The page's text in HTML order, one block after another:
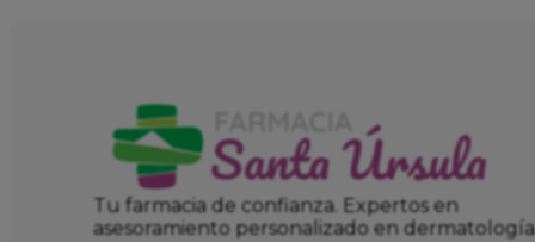
Tu farmacia de confianza. Expertos en
asesoramiento personalizado en dermatología